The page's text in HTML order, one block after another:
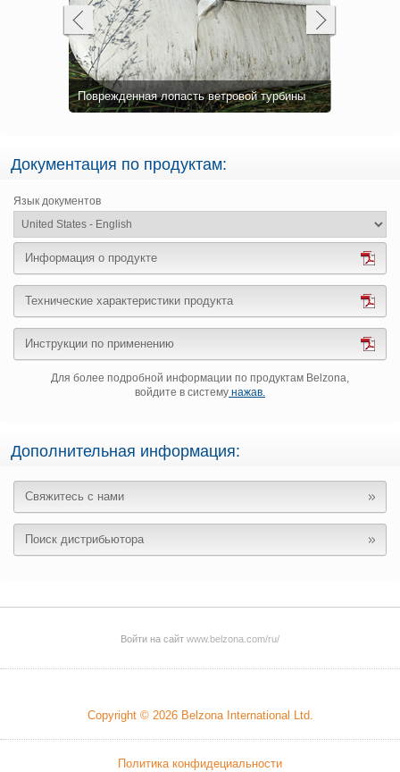
Поврежденная лопасть ветровой турбины
Документация по продуктам:
Язык документов
Информация о продукте
Технические характеристики продукта
Инструкции по применению
Для более подробной информации по продуктам Belzona,
войдите в систему нажав.
Дополнительная информация:
Свяжитесь с нами
Поиск дистрибьютора
Войти на сайт www.belzona.com/ru/
Copyright © 2026 Belzona International Ltd.
Политика конфидециальности